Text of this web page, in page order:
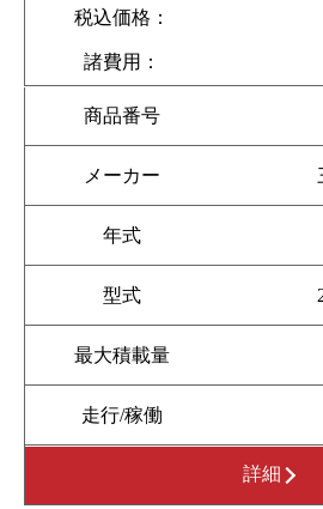
税込価格：
諸費用：
商品番号
メーカー
年式
型式
最大積載量
走行/稼働
詳細